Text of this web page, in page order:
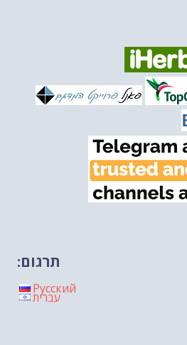
ארי על דילמת המנהיגות....
בן ארי על פרשת הת...
בן ארי על פרשת הת...
מיכאל בן ארי על פרשת הת...-- 13/02/2026
ארי על פרשת השבוע ת...-- 06/02/2026
היהודים הולך ופוחת....
ארי על פרשת השבוע ת...
תרגום:
Русский
עברית